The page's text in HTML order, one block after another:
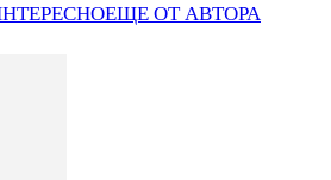
ЕЩЕ ОТ АВТОРА